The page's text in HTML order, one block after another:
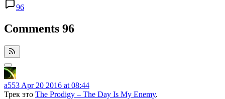
96
Comments 96
a553 Apr 20 2016 at 08:44
Трек это The Prodigy – The Day Is My Enemy.